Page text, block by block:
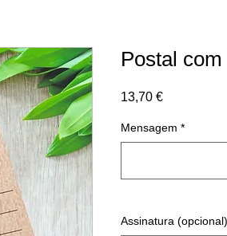
Postal
13,70 €Preço
Mensagem *
Assinatura (opcional)